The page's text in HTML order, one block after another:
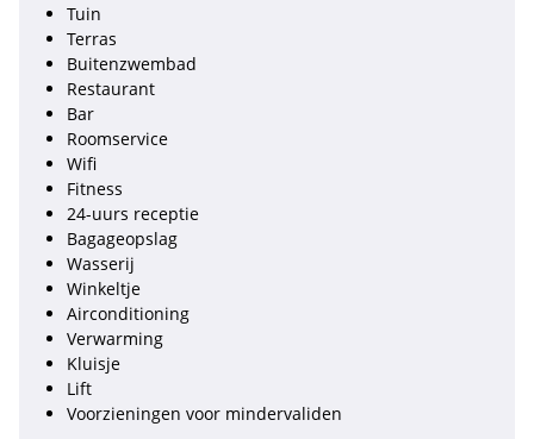
Tuin
Terras
Buitenzwembad
Restaurant
Bar
Roomservice
Wifi
Fitness
24-uurs receptie
Bagageopslag
Wasserij
Winkeltje
Airconditioning
Verwarming
Kluisje
Lift
Voorzieningen voor mindervaliden